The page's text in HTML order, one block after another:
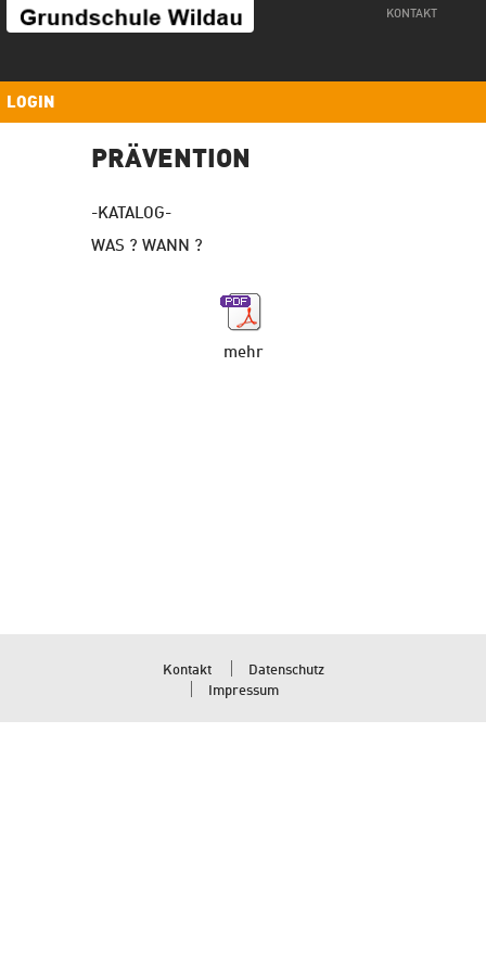
Kontakt KONTAKT
LOGIN
PRÄVENTION
-KATALOG-
WAS ? WANN ?
mehr
Kontakt
Datenschutz
Impressum